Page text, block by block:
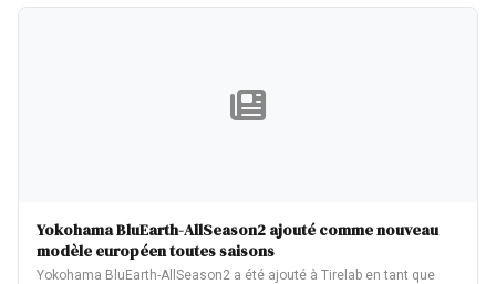
Yokohama BluEarth-AllSeason2 ajouté comme nouveau
modèle européen toutes saisons
Yokohama BluEarth-AllSeason2 a été ajouté à Tirelab en tant que